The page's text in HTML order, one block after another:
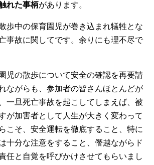
れた事柄があります。
歩中の保育園児が巻き込まれ犠牲とな
事故に関してです。余りにも理不尽で
児の散歩について安全の確認を再要請
ながらも、参加者の皆さんほとんどが
一旦死亡事故を起こしてしまえば、被
が加害者として人生が大きく変わって
こそ、安全運転を徹底すること、特に
十分な注意をすること、僭越ながらド
任と自覚を呼びかけさせてもらいまし